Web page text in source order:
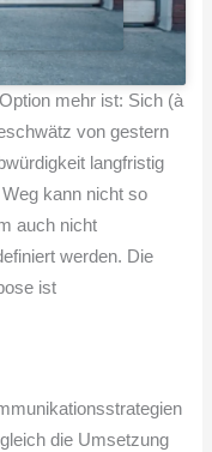
mehr ist: Sich (à
von gestern
langfristig
kann nicht so
auch nicht
werden. Die
ist
die Umsetzung